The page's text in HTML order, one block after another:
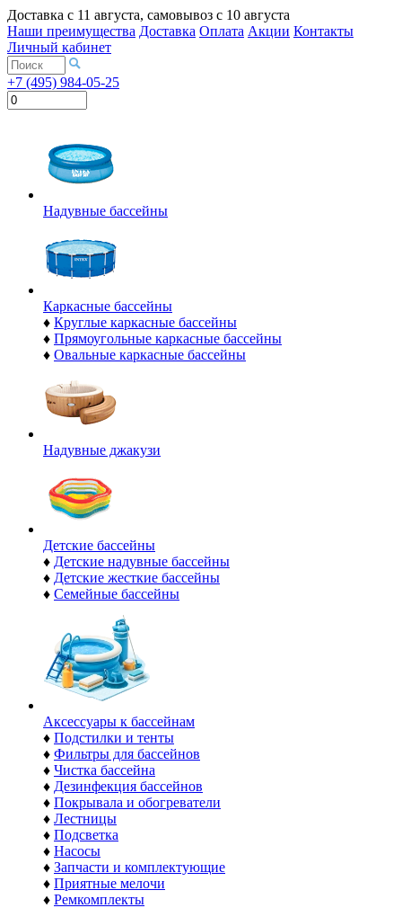
Доставка с 11 августа, самовывоз с 10 августа
Наши преимущества Доставка Оплата Акции Контакты
Личный кабинет
+7 (495) 984-05-25
Надувные бассейны
Каркасные бассейны
♦ Круглые каркасные бассейны
♦ Прямоугольные каркасные бассейны
♦ Овальные каркасные бассейны
Надувные джакузи
Детские бассейны
♦ Детские надувные бассейны
♦ Детские жесткие бассейны
♦ Семейные бассейны
Аксессуары к бассейнам
♦ Подстилки и тенты
♦ Фильтры для бассейнов
♦ Чистка бассейна
♦ Дезинфекция бассейнов
♦ Покрывала и обогреватели
♦ Лестницы
♦ Подсветка
♦ Насосы
♦ Запчасти и комплектующие
♦ Приятные мелочи
♦ Ремкомплекты